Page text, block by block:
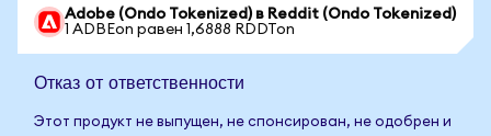
Adobe (Ondo Tokenized) в Reddit (Ondo Tokenized)
1 ADBEon равен 1,6888 RDDTon
Отказ от ответственности
Этот продукт не выпущен, не спонсирован, не одобрен и